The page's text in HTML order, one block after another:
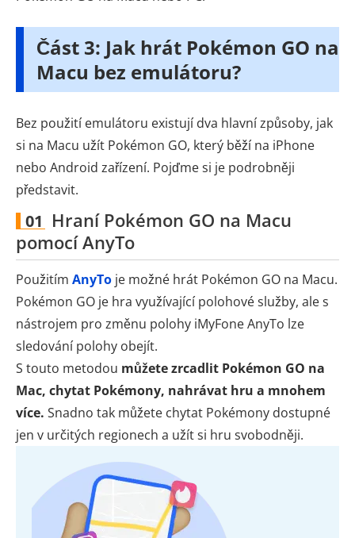
Část 3: Jak hrát Pokémon GO na
Macu bez emulátoru?
Bez použití emulátoru existují dva hlavní způsoby, jak
si na Macu užít Pokémon GO, který běží na iPhone
nebo Android zařízení. Pojďme si je podrobněji
představit.
01 Hraní Pokémon GO na Macu
pomocí AnyTo
Použitím AnyTo je možné hrát Pokémon GO na Macu.
Pokémon GO je hra využívající polohové služby, ale s
nástrojem pro změnu polohy iMyFone AnyTo lze
sledování polohy obejít.
S touto metodou můžete zrcadlit Pokémon GO na
Mac, chytat Pokémony, nahrávat hru a mnohem
více. Snadno tak můžete chytat Pokémony dostupné
jen v určitých regionech a užít si hru svobodněji.